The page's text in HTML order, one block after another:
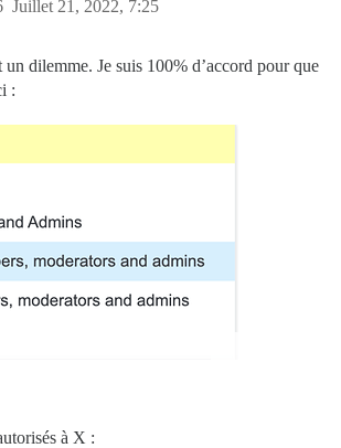
Juillet 21, 2022, 7:25
un dilemme. Je suis 100% d’accord pour que
:
à X :